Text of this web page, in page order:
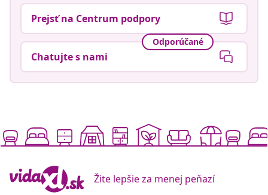
Prejsť na Centrum podpory
Odporúčané
Chatujte s nami
Žite lepšie za menej peňazí